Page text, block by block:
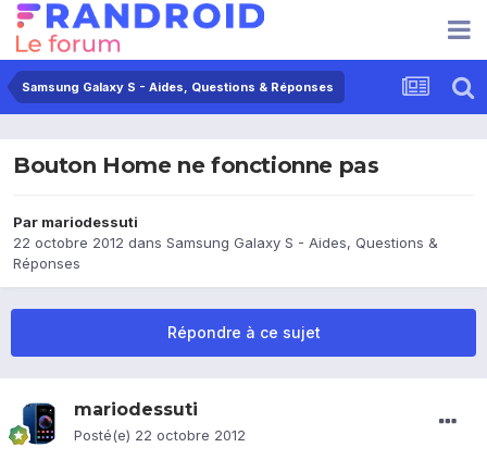
Samsung Galaxy S - Aides, Questions & Réponses
Bouton Home ne fonctionne pas
Par mariodessuti
22 octobre 2012 dans Samsung Galaxy S - Aides, Questions &
Réponses
Répondre à ce sujet
mariodessuti
Posté(e) 22 octobre 2012